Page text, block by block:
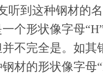
听到这种钢材的
个形状像字母
不完全是。如其
材的形状像字母